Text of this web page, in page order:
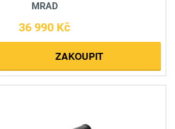
MRAD
36 990 Kč
ZAKOUPIT